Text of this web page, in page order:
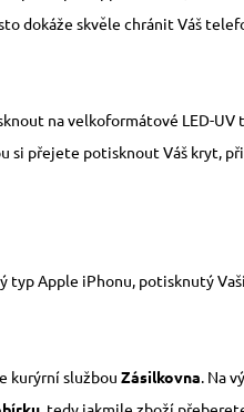
dokáže skvěle chránit Váš
na velkoformátové LED-
si přejete potisknout Váš kryt,
typ Apple iPhonu, potisknutý
kurýrní službou Zásilkovna . Na